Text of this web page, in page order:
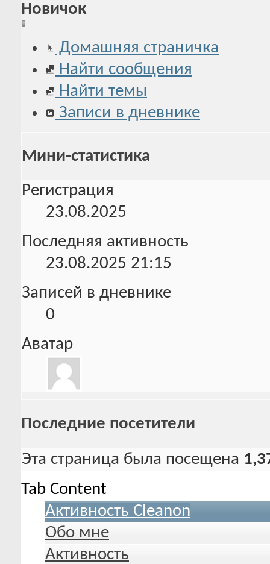
Новичок
Домашняя страничка
Найти сообщения
Найти темы
Записи в дневнике
Мини-статистика
Регистрация
23.08.2025
Последняя активность
23.08.2025 21:15
Записей в дневнике
0
Аватар
Последние посетители
Эта страница была посещена
Tab Content
Активность Cleanon
Обо мне
Активность